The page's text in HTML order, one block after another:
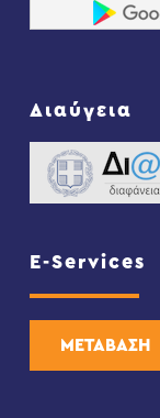
Διαύγεια
E-Services
ΜΕΤΑΒΑΣΗ